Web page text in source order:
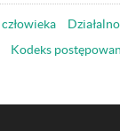
Kodeks